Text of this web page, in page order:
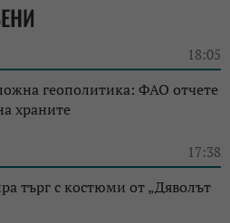
18:05
геополитика: ФАО отчете
храните
17:38
търг с костюми от „Дяволът